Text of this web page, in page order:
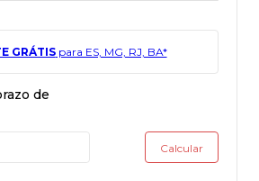
GRÁTISpara ES, MG, RJ, BA*